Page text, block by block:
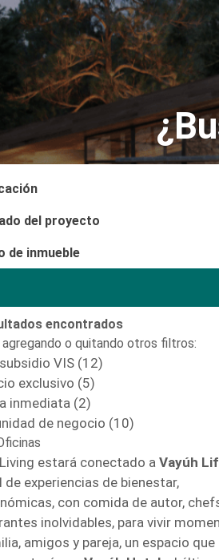
encontrados
agregando o quitando otros filtros:
VIS (12)
exclusivo (5)
inmediata (2)
de negocio (10)
estará conectado a Vayúh
de experiencias de bienestar,
con comida de autor,
inolvidables, para vivir
amigos y pareja, un espacio que